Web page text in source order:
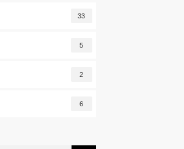
33
5
2
6